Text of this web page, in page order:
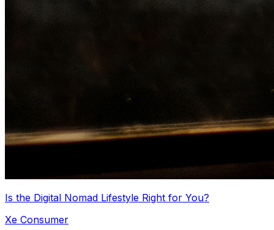
Is the Digital Nomad Lifestyle Right for You?
Xe Consumer